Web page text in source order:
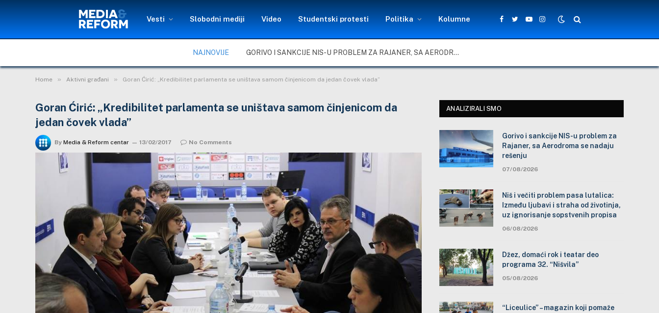
Vesti Slobodni mediji Video Studentski protesti Politika Kolumne
Facebook
TwitterYouTubeInstagram
NAJNOVIJE GORIVO I SANKCIJE NIS-U PROBLEM ZA RAJANER, SA AERODROMA SE NADAJU REŠENJU
Home » Aktivni građani » Goran Ćirić: „Kredibilitet parlamenta se uništava samom činjenicom da jedan čovek vlada”
Goran Ćirić: „Kredibilitet parlamenta se uništava samom činjenicom da
jedan čovek vlada”
By Media & Reform centar 13/02/2017 No Comments
ANALIZIRALI SMO
Gorivo i sankcije NIS-u problem za
Rajaner, sa Aerodroma se nadaju
rešenju
07/08/2026
Niš i večiti problem pasa lutalica:
Između ljubavi i straha od životinja,
uz ignorisanje sopstvenih propisa
06/08/2026
Džez, domaći rok i teatar deo
programa 32. “Nišvila”
05/08/2026
“Liceulice” – magazin koji pomaže